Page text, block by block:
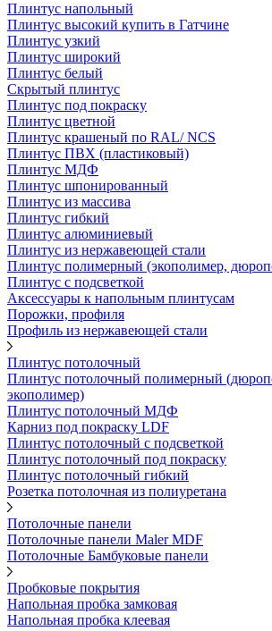
Плинтус напольный
Плинтус высокий купить в Гатчине
Плинтус узкий
Плинтус широкий
Плинтус белый
Скрытый плинтус
Плинтус под покраску
Плинтус цветной
Плинтус крашеный по RAL/ NCS
Плинтус ПВХ (пластиковый)
Плинтус МДФ
Плинтус шпонированный
Плинтус из массива
Плинтус гибкий
Плинтус алюминиевый
Плинтус из нержавеющей стали
Плинтус полимерный (экополимер,
Плинтус с подсветкой
Аксессуары к напольным плинтусам
Порожки, профиля
Профиль из нержавеющей стали
Плинтус потолочный
Плинтус потолочный полимерный
экополимер)
Плинтус потолочный МДФ
Карниз под покраску LDF
Плинтус потолочный с подсветкой
Плинтус потолочный под покраску
Плинтус потолочный гибкий
Розетка потолочная из полиуретана
Потолочные панели
Потолочные панели Maler MDF
Потолочные Бамбуковые панели
Пробковые покрытия
Напольная пробка замковая
Напольная пробка клеевая